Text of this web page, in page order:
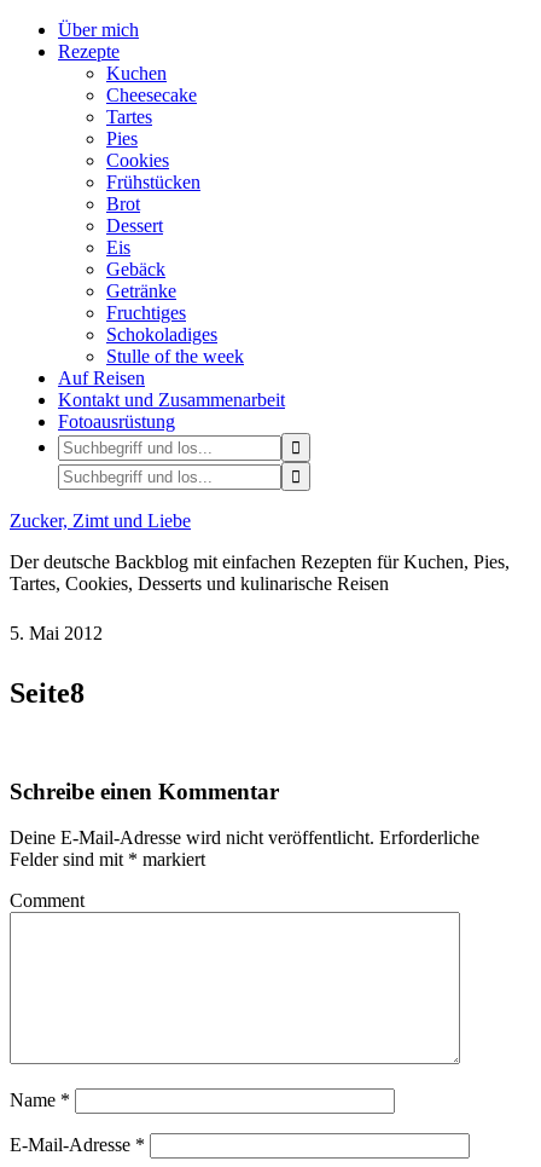
Über mich
Rezepte
Kuchen
Cheesecake
Tartes
Pies
Cookies
Frühstücken
Brot
Dessert
Eis
Gebäck
Getränke
Fruchtiges
Schokoladiges
Stulle of the week
Auf Reisen
Kontakt und Zusammenarbeit
Fotoausrüstung
Zucker, Zimt und Liebe
Der deutsche Backblog mit einfachen Rezepten für Kuchen, Pies,
Tartes, Cookies, Desserts und kulinarische Reisen
5. Mai 2012
Seite8
Schreibe einen Kommentar
Deine E-Mail-Adresse wird nicht veröffentlicht. Erforderliche
Felder sind mit * markiert
Comment
Name *
E-Mail-Adresse *